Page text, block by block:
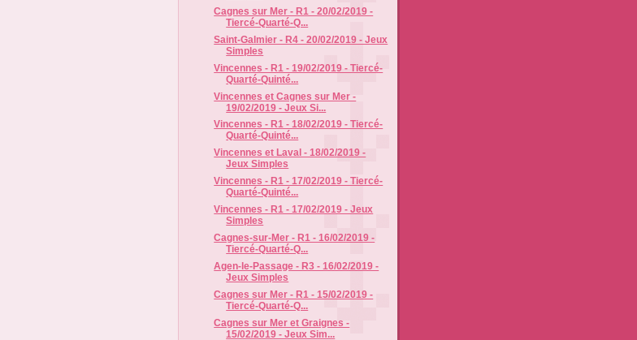
Cagnes sur Mer - R1 - 20/02/2019 -
Tiercé-Quarté-Q...
Saint-Galmier - R4 - 20/02/2019 - Jeux
Simples
Vincennes - R1 - 19/02/2019 - Tiercé-
Quarté-Quinté...
Vincennes et Cagnes sur Mer -
19/02/2019 - Jeux Si...
Vincennes - R1 - 18/02/2019 - Tiercé-
Quarté-Quinté...
Vincennes et Laval - 18/02/2019 -
Jeux Simples
Vincennes - R1 - 17/02/2019 - Tiercé-
Quarté-Quinté...
Vincennes - R1 - 17/02/2019 - Jeux
Simples
Cagnes-sur-Mer - R1 - 16/02/2019 -
Tiercé-Quarté-Q...
Agen-le-Passage - R3 - 16/02/2019 -
Jeux Simples
Cagnes sur Mer - R1 - 15/02/2019 -
Tiercé-Quarté-Q...
Cagnes sur Mer et Graignes -
15/02/2019 - Jeux Sim...